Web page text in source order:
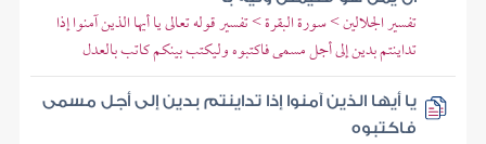
تفسير الجلالين > سورة البقرة > تفسير قوله تعالى يا أيها الذين آمنوا إذا
تداينتم بدين إلى أجل مسمى فاكتبوه وليكتب بينكم كاتب بالعدل
يا أيها الذين آمنوا إذا تداينتم بدين إلى أجل مسمى
فاكتبوه